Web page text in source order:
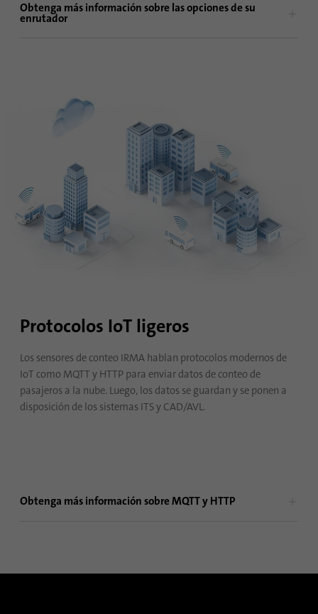
Obtenga más información sobre las opciones de su
enrutador
Autobús
Ethernet
Traiga su propio enrutador móvil LTE que mejor se adapte a sus
necesidades.
Protocolos IoT ligeros
Los sensores de conteo IRMA hablan protocolos modernos de
IoT como MQTT y HTTP para enviar datos de conteo de
pasajeros a la nube. Luego, los datos se guardan y se ponen a
disposición de los sistemas ITS y CAD/AVL.
Obtenga más información sobre MQTT y HTTP